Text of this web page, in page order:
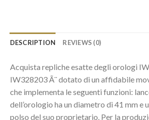
DESCRIPTION REVIEWS (0)
Acquista repliche esatte degli orologi
IW328203 Ã¨ dotato di un affidabile
che implementa le seguenti funzioni:
dell’orologio ha un diametro di 41 mm e
polso del suo proprietario. Per la